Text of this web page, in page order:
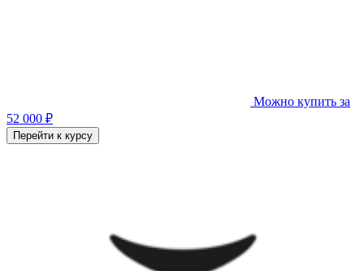
Можно купить за
52 000 ₽
Перейти к курсу